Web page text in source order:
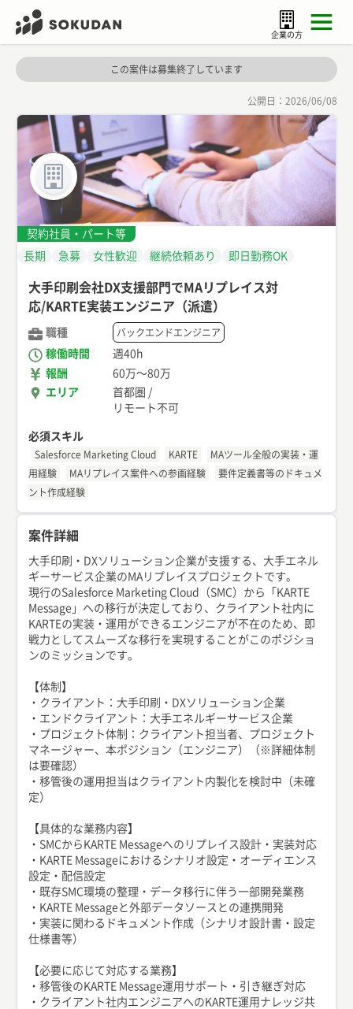
企業の方
この案件は募集終了しています
公開日： 2026/06/08
契約社員・パート等
長期
急募 女性歓迎 継続依頼あり 即日勤務OK
大手印刷会社DX支援部門でMAリプレイス対
応/KARTE実装エンジニア（派遣）
職種 バックエンドエンジニア
稼働時間
週40h
報酬
60万〜80万
エリア
首都圏 /
リモート不可
必須スキル
Salesforce Marketing Cloud KARTE
MAツール全般の実装・運
用経験
MAリプレイス案件への参画経験
要件定義書等のドキュメ
ント作成経験
案件詳細
大手印刷・DXソリューション企業が支援する、大手エネル
ギーサービス企業のMAリプレイスプロジェクトです。
現行のSalesforce Marketing Cloud（SMC）から「KARTE
Message」への移行が決定しており、クライアント社内に
KARTEの実装・運用ができるエンジニアが不在のため、即
戦力としてスムーズな移行を実現することがこのポジショ
ンのミッションです。
【体制】
・クライアント：大手印刷・DXソリューション企業
・エンドクライアント：大手エネルギーサービス企業
・プロジェクト体制：クライアント担当者、プロジェクト
マネージャー、本ポジション（エンジニア）（※詳細体制
は要確認）
・移管後の運用担当はクライアント内製化を検討中（未確
定）
【具体的な業務内容】
・SMCからKARTE Messageへのリプレイス設計・実装対応
・KARTE Messageにおけるシナリオ設定・オーディエンス
設定・配信設定
・既存SMC環境の整理・データ移行に伴う一部開発業務
・KARTE Messageと外部データソースとの連携開発
・実装に関わるドキュメント作成（シナリオ設計書・設定
仕様書等）
【必要に応じて対応する業務】
・移管後のKARTE Message運用サポート・引き継ぎ対応
・クライアント社内エンジニアへのKARTE運用ナレッジ共